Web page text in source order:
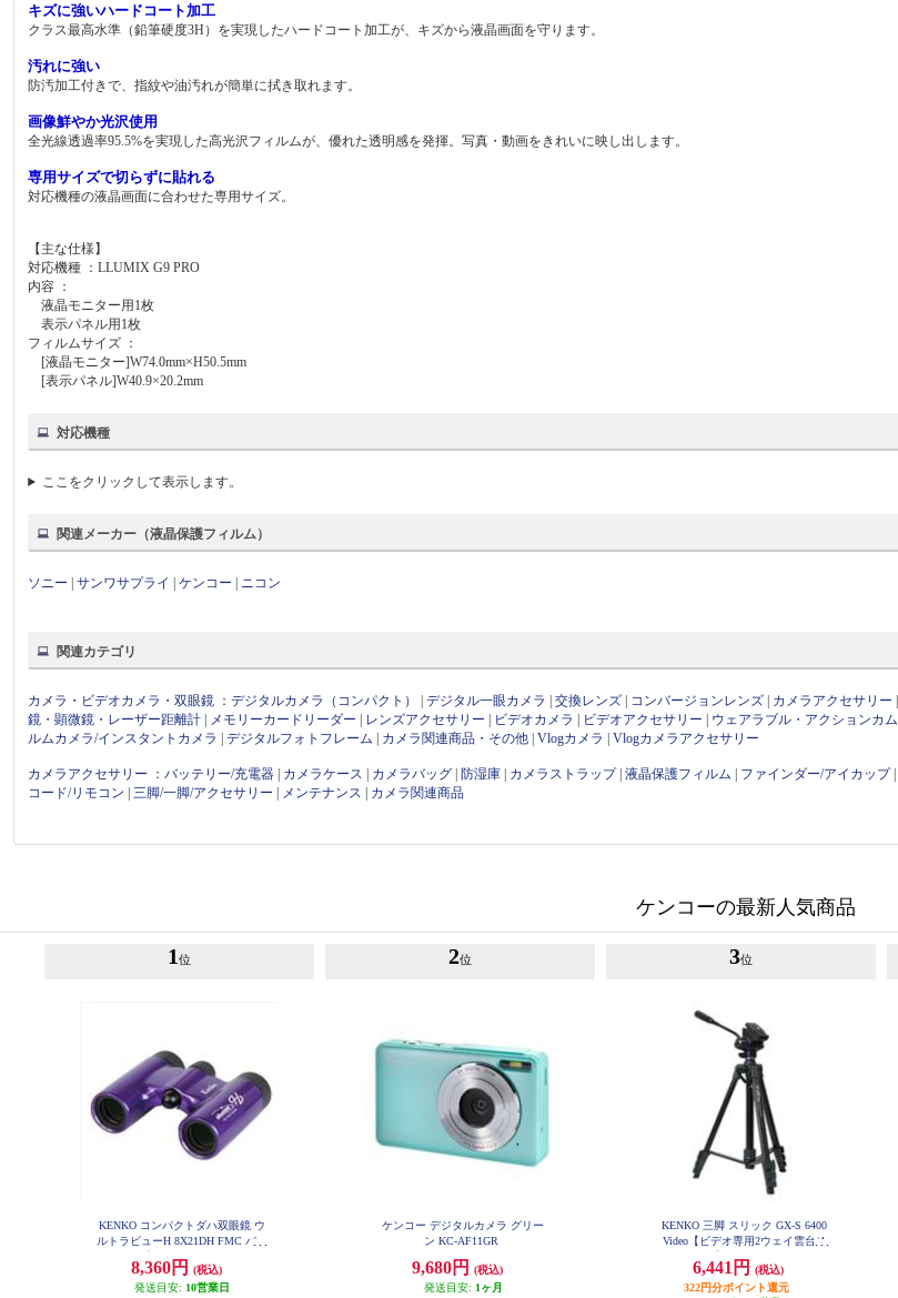
キズに強いハードコート加工
クラス最高水準（鉛筆硬度3H）を実現したハードコート加工が、キズから液晶画面を守ります。
汚れに強い
防汚加工付きで、指紋や油汚れが簡単に拭き取れます。
画像鮮やか光沢使用
全光線透過率95.5%を実現した高光沢フィルムが、優れた透明感を発揮。写真・動画をきれいに映し出します。
専用サイズで切らずに貼れる
対応機種の液晶画面に合わせた専用サイズ。
【主な仕様】
対応機種 ：LLUMIX G9 PRO
内容 ：
液晶モニター用1枚
表示パネル用1枚
フィルムサイズ ：
[液晶モニター]W74.0mm×H50.5mm
[表示パネル]W40.9×20.2mm
対応機種
ここをクリックして表示します。
関連メーカー（液晶保護フィルム）
ソニー |サンワサプライ |ケンコー ニコン
関連カテゴリ
カメラ・ビデオカメラ・双眼鏡 ：デジタルカメラ（コンパクト） |デジタル一眼カメラ |交換レンズ コンバージョンレンズ カメラアクセサリー
鏡・顕微鏡・レーザー距離計
メモリーカードリーダー レンズアクセサリー ビデオカメラ ビデオアクセサリー ウェアラブル・アクションカム
ルムカメラ/インスタントカメラ
|デジタルフォトフレーム カメラ関連商品・その他 |Vlogカメラ |Vlogカメラアクセサリー
カメラアクセサリー ：バッテリー/充電器 カメラケース カメラバッグ 防湿庫 カメラストラップ|液晶保護フィルム ファインダー/アイカップ|
コード/リモコン |三脚/一脚/アクセサリー メンテナンス カメラ関連商品
ケンコーの最新人気商品
1 位
KENKO コンパクトダハ双眼鏡 ウ
ルトラビューH 8X21DH FMC パー
8,360円
(税込)
発送目安: 10営業日
2位
ケンコー デジタルカメラ グリー
ン KC-AF11GR
9,680円
(税込)
発送目安: 1ヶ月
3位
KENKO 三脚 スリック GX-S 6400
Video【ビデオ専用2ウェイ雲台/4
6,441円
(税込)
322円分ポイント還元